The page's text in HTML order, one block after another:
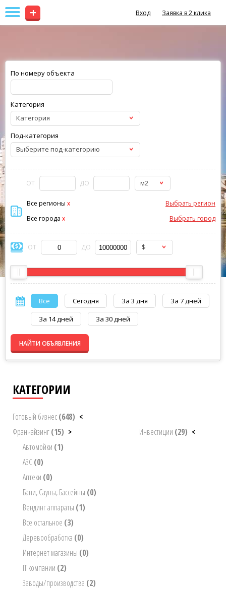
+ Вход Заявка в 2 клика
Категория
Категория
Под-категория
Выберите под-категорию
По номеру объекта
ОТ ДО м2
Все регионы Выбрать регион
x
Все города
Выбрать город
x
ОТ ДО $
Все Сегодня За 3 дня
За 7 дней
За 14 дней
За 30 дней
НАЙТИ ОБЪЯВЛЕНИЯ
КАТЕГОРИИ
Готовый бизнес(648) <
Франчайзинг(15) >
Автомойки (1)
АЗС(0)
Аптеки (0)
Бани, Сауны, Бассейны (0)
Вендинг аппараты (1)
Все остальное (3)
Деревообработка (0)
Интернет магазины (0)
IT компании (2)
Заводы/производства (2)
Инвестиции (29) <